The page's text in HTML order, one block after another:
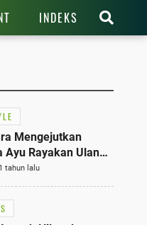
INDEKS
Mengejutkan
Ayu Rayakan Ulang
di Panti Asuhan,
Anggun dengan
Cokelat
tahun lalu